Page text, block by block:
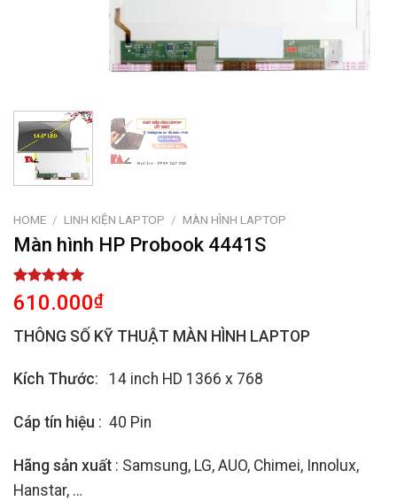
HOME / LINH KIỆN LAPTOP / MÀN HÌNH LAPTOP
Màn hình HP Probook 4441S
Rated
5.00
out of 5
based on
1
customer
610.000₫
THÔNG SỐ KỸ THUẬT MÀN HÌNH LAPTOP
Kích Thước: 14 inch HD 1366 x 768
Cáp tín hiệu : 40 Pin
Hãng sản xuất : Samsung, LG, AUO, Chimei, Innolux,
Hanstar, …